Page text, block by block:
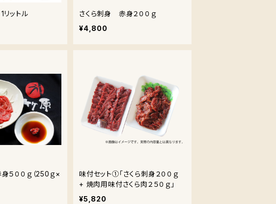
ットル
さくら刺身 赤身２００ｇ
¥4,800
５００ｇ（250ｇ×
味付セット①「さくら刺身２００ｇ
+ 焼肉用味付さくら肉２５０ｇ」
¥5,820